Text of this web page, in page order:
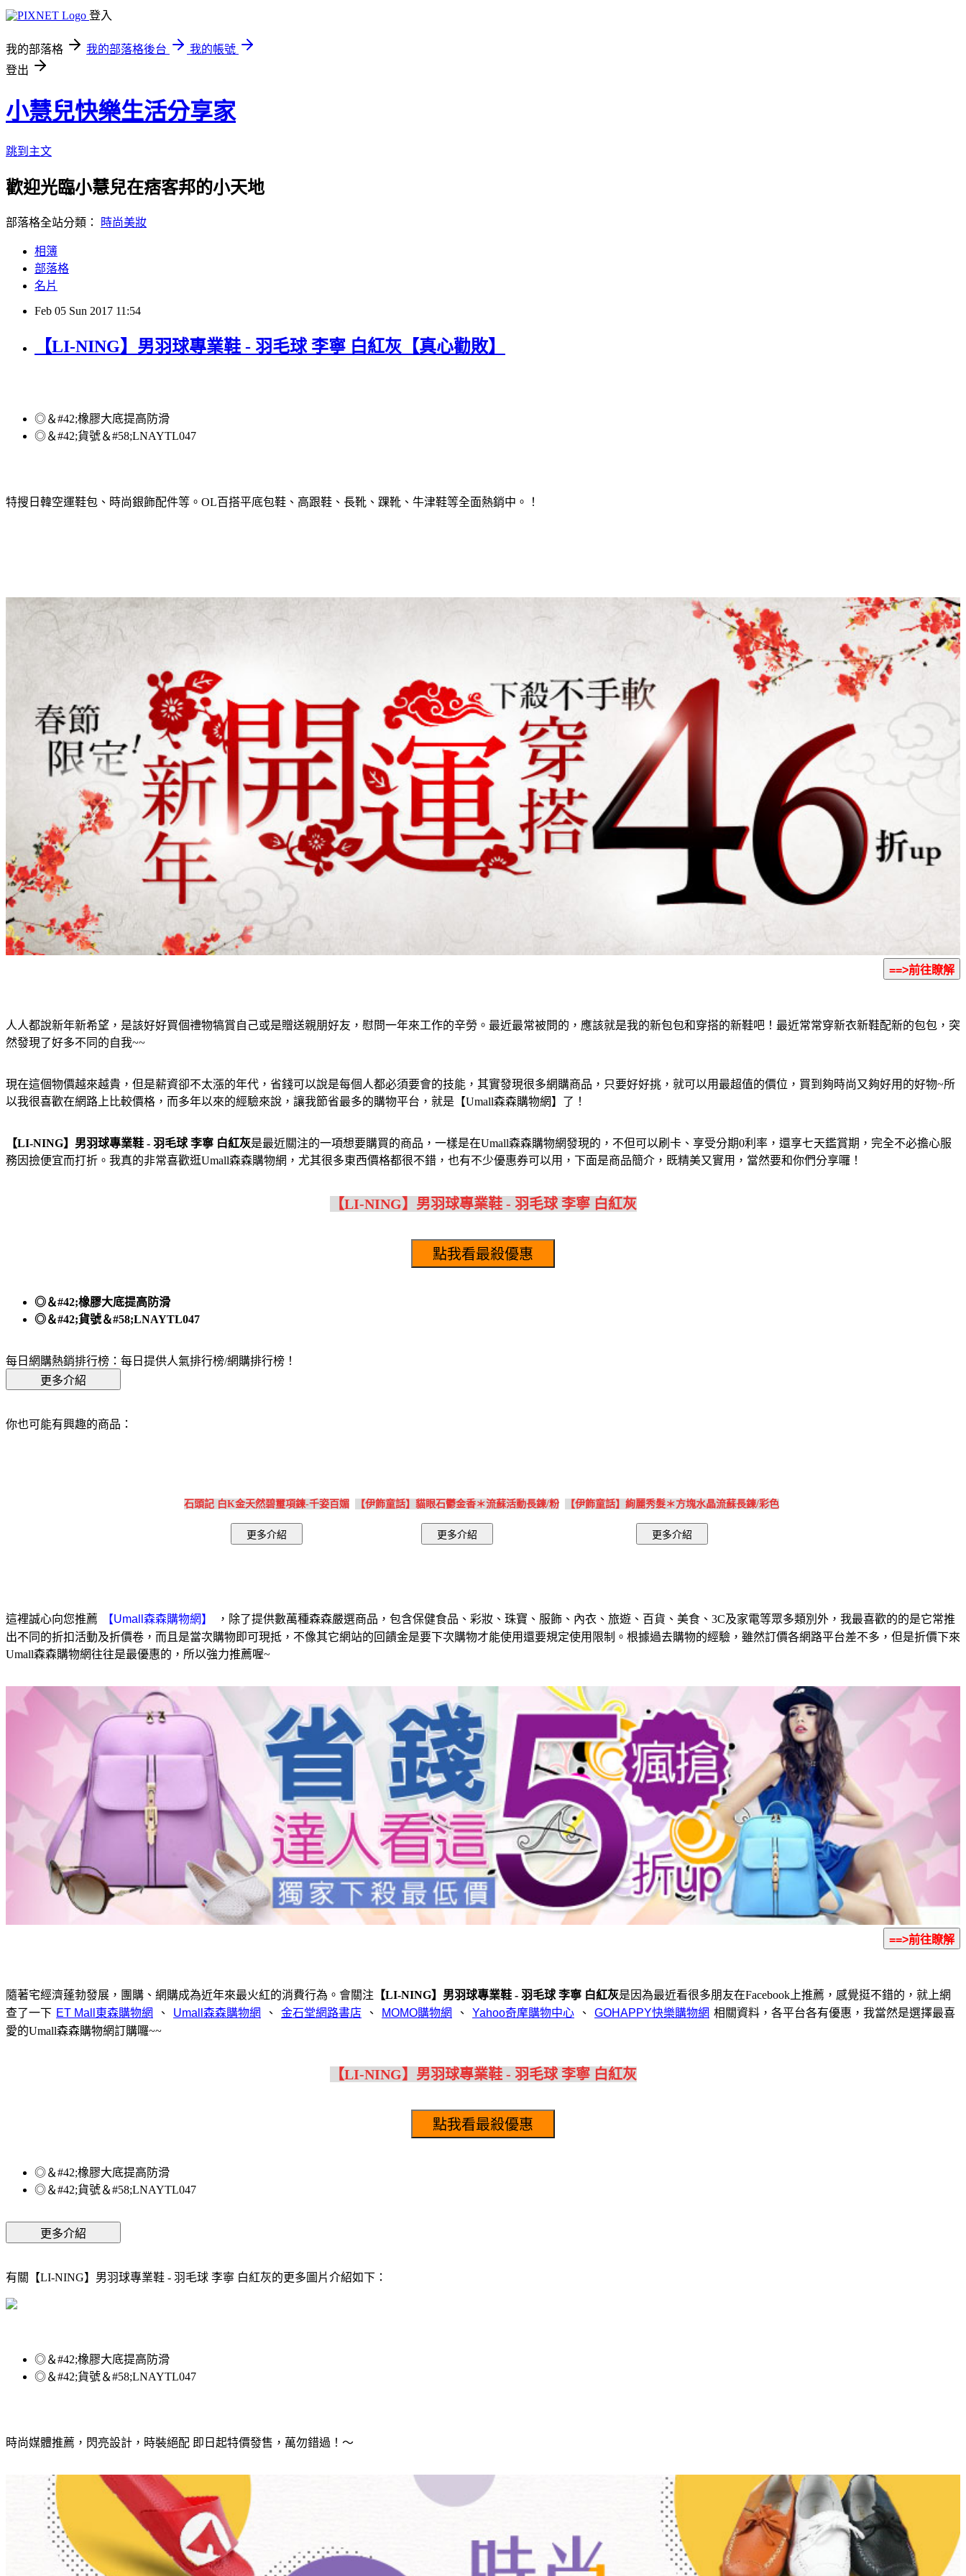
登入
我的部落格 我的部落格後台
我的帳號
登出
小慧兒快樂生活分享家
跳到主文
歡迎光臨小慧兒在痞客邦的小天地
部落格全站分類： 時尚美妝
相簿
部落格
名片
Feb 05 Sun 2017 11:54
【LI-NING】男羽球專業鞋 - 羽毛球 李寧 白紅灰【真心勸敗】
◎＆#42;橡膠大底提高防滑
◎＆#42;貨號＆#58;LNAYTL047
特搜日韓空運鞋包、時尚銀飾配件等。OL百搭平底包鞋、高跟鞋、長靴、踝靴、牛津鞋等全面熱銷中。！
人人都說新年新希望，是該好好買個禮物犒賞自己或是贈送親朋好友，慰問一年來工作的辛勞。最近最常被問的，應該就是我的新包包和穿搭的新鞋吧！最近常常穿新衣新鞋配新的包包，突
然發現了好多不同的自我~~
現在這個物價越來越貴，但是薪資卻不太漲的年代，省錢可以說是每個人都必須要會的技能，其實發現很多網購商品，只要好好挑，就可以用最超值的價位，買到夠時尚又夠好用的好物~所
以我很喜歡在網路上比較價格，而多年以來的經驗來說，讓我節省最多的購物平台，就是【Umall森森購物網】了！
【LI-NING】男羽球專業鞋 - 羽毛球 李寧 白紅灰是最近關注的一項想要購買的商品，一樣是在Umall森森購物網發現的，不但可以刷卡、享受分期0利率，還享七天鑑賞期，完全不必擔心服
務因撿便宜而打折。我真的非常喜歡逛Umall森森購物網，尤其很多東西價格都很不錯，也有不少優惠券可以用，下面是商品簡介，既精美又實用，當然要和你們分享囉！
【LI-NING】男羽球專業鞋 - 羽毛球 李寧 白紅灰
◎＆#42;橡膠大底提高防滑
◎＆#42;貨號＆#58;LNAYTL047
每日網購熱銷排行榜：每日提供人氣排行榜/網購排行榜！
你也可能有興趣的商品：
石頭記 白K金天然碧璽項鍊-千姿百媚 【伊飾童話】貓眼石鬱金香＊流蘇活動長鍊/粉 【伊飾童話】絢麗秀髮＊方塊水晶流蘇長鍊/彩色
這裡誠心向您推薦
，除了提供數萬種森森嚴選商品，包含保健食品、彩妝、珠寶、服飾、內衣、旅遊、百貨、美食、3C及家電等眾多類別外，我最喜歡的的是它常推
出不同的折扣活動及折價卷，而且是當次購物即可現抵，不像其它網站的回饋金是要下次購物才能使用還要規定使用限制。根據過去購物的經驗，雖然訂價各網路平台差不多，但是折價下來
Umall森森購物網往往是最優惠的，所以強力推薦喔~
隨著宅經濟蓬勃發展，團購、網購成為近年來最火紅的消費行為。會關注 【LI-NING】男羽球專業鞋 - 羽毛球 李寧 白紅灰是因為最近看很多朋友在Facebook上推薦，感覺挺不錯的，就上網
查了一下
、 、 、 、 、
相關資料，各平台各有優惠，我當然是選擇最喜
愛的Umall森森購物網訂購囉~~
【LI-NING】男羽球專業鞋 - 羽毛球 李寧 白紅灰
◎＆#42;橡膠大底提高防滑
◎＆#42;貨號＆#58;LNAYTL047
有關【LI-NING】男羽球專業鞋 - 羽毛球 李寧 白紅灰的更多圖片介紹如下：
◎＆#42;橡膠大底提高防滑
◎＆#42;貨號＆#58;LNAYTL047
時尚媒體推薦，閃亮設計，時裝絕配 即日起特價發售，萬勿錯過！～